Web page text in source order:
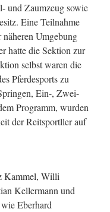
und Zaumzeug sowie
Eine Teilnahme
Umgebung
hatte die Sektion zur
selbst waren die
Pferdesports zu
Ein-, Zwei-
Programm, wurden
der Reitsportller auf
Kammel, Willi
Kellermann und
Eberhard